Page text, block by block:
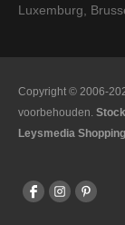
Luxemburg
Copyright © 2006-
voorbehouden.
Leysmedia